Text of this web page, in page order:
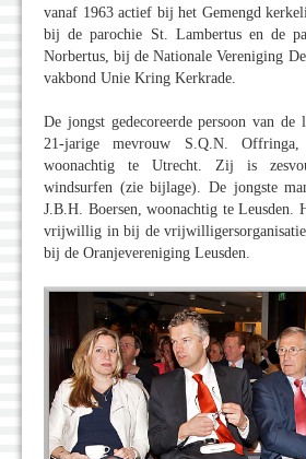
vanaf 1963 actief bij het Gemengd
bij de parochie St. Lambertus en de
Norbertus, bij de Nationale Vereniging
vakbond Unie Kring Kerkrade.
De jongst gedecoreerde persoon van de
21-jarige mevrouw S.Q.N.
woonachtig te Utrecht. Zij is
windsurfen (zie bijlage). De jongste
J.B.H. Boersen, woonachtig te Leusden.
vrijwillig in bij de
bij de Oranjevereniging Leusden.